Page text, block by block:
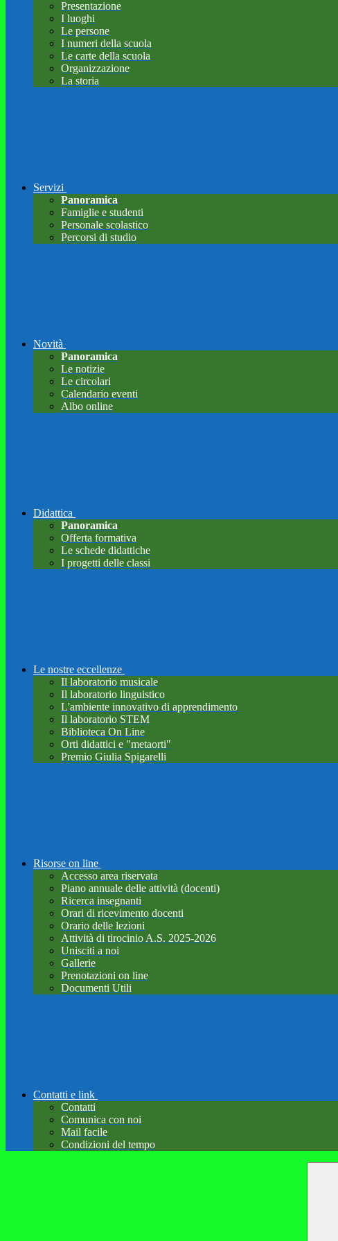
Presentazione
I luoghi
Le persone
I numeri della scuola
Le carte della scuola
Organizzazione
La storia
Servizi
Panoramica
Famiglie e studenti
Personale scolastico
Percorsi di studio
Novità
Panoramica
Le notizie
Le circolari
Calendario eventi
Albo online
Didattica
Panoramica
Offerta formativa
Le schede didattiche
I progetti delle classi
Le nostre eccellenze
Il laboratorio musicale
Il laboratorio linguistico
L'ambiente innovativo di apprendimento
Il laboratorio STEM
Biblioteca On Line
Orti didattici e "metaorti"
Premio Giulia Spigarelli
Risorse on line
Accesso area riservata
Piano annuale delle attività (docenti)
Ricerca insegnanti
Orari di ricevimento docenti
Orario delle lezioni
Attività di tirocinio A.S. 2025-2026
Unisciti a noi
Gallerie
Prenotazioni on line
Documenti Utili
Contatti e link
Contatti
Comunica con noi
Mail facile
Condizioni del tempo